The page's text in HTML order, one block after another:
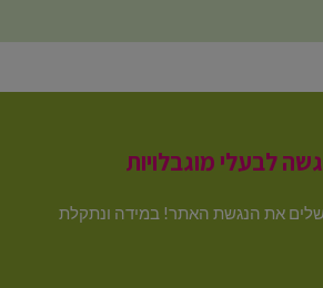
לבעלי מוגבלויות
את הנגשת האתר! במידה ונתקלת